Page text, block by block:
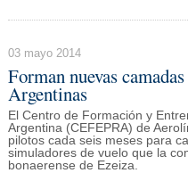
03 mayo 2014
Forman nuevas
Argentinas
El Centro de Formación y
Argentina (CEFEPRA) de
pilotos cada seis meses para
simuladores de vuelo que la
bonaerense de Ezeiza.